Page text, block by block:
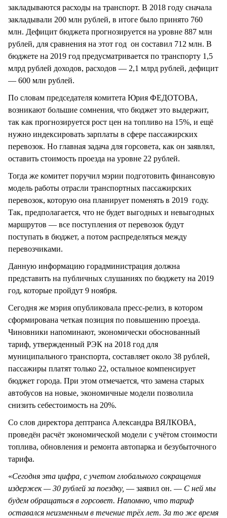
закладываются расходы на транспорт. В 2018 году сначала
закладывали 200 млн рублей, в итоге было принято 760
млн. Дефицит бюджета прогнозируется на уровне 887 млн
рублей, для сравнения на этот год он составил 712 млн. В
бюджете на 2019 год предусматривается по транспорту 1,5
млрд рублей доходов, расходов — 2,1 млрд рублей, дефицит
— 600 млн рублей.
По словам председателя комитета Юрия ФЕДОТОВА,
возникают большие сомнения, что бюджет это выдержит,
так как прогнозируется рост цен на топливо на 15%, и ещё
нужно индексировать зарплаты в сфере пассажирских
перевозок. Но главная задача для горсовета, как он заявлял,
оставить стоимость проезда на уровне 22 рублей.
Тогда же комитет поручил мэрии подготовить финансовую
модель работы отрасли транспортных пассажирских
перевозок, которую она планирует поменять в 2019 году.
Так, предполагается, что не будет выгодных и невыгодных
маршрутов — все поступления от перевозок будут
поступать в бюджет, а потом распределяться между
перевозчиками.
Данную информацию горадминистрация должна
представить на публичных слушаниях по бюджету на 2019
год, которые пройдут 9 ноября.
Сегодня же мэрия опубликовала пресс-релиз, в котором
сформирована четкая позиция по повышению проезда.
Чиновники напоминают, экономически обоснованный
тариф, утвержденный РЭК на 2018 год для
муниципального транспорта, составляет около 38 рублей,
пассажиры платят только 22, остальное компенсирует
бюджет города. При этом отмечается, что замена старых
автобусов на новые, экономичные модели позволила
снизить себестоимость на 20%.
Со слов директора дептранса Александра ВЯЛКОВА,
проведён расчёт экономической модели с учётом стоимости
топлива, обновления и ремонта автопарка и безубыточного
тарифа.
«Сегодня эта цифра, с учетом глобального сокращения
издержек — 30 рублей за поездку, — заявил он. — С ней мы
будем обращаться в горсовет. Напомню, что тариф
оставался неизменным в течение трёх лет. За то же время